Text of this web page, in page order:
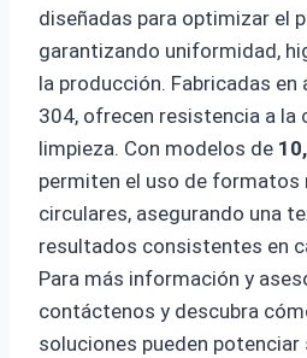
diseñadas para optimizar el
garantizando uniformidad,
la producción. Fabricadas en
304, ofrecen resistencia a la
limpieza. Con modelos de
permiten el uso de formatos
circulares, asegurando una
resultados consistentes en
Para más información y
contáctenos y descubra
soluciones pueden